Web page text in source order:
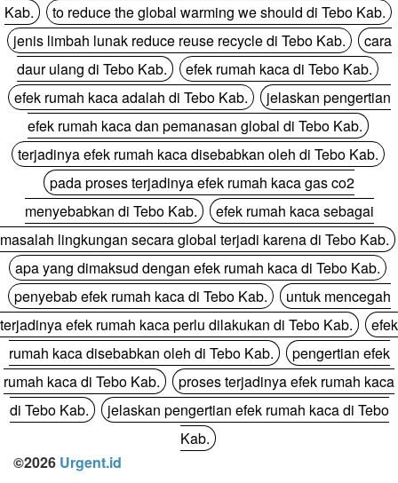
Kab.
to reduce the global warming we should di Tebo Kab.
jenis limbah lunak reduce reuse recycle di Tebo Kab.
cara
daur ulang di Tebo Kab.
efek rumah kaca di Tebo Kab.
efek rumah kaca adalah di Tebo Kab.
jelaskan pengertian
efek rumah kaca dan pemanasan global di Tebo Kab.
terjadinya efek rumah kaca disebabkan oleh di Tebo Kab.
pada proses terjadinya efek rumah kaca gas co2
menyebabkan di Tebo Kab.
efek rumah kaca sebagai
masalah lingkungan secara global terjadi karena di Tebo Kab.
apa yang dimaksud dengan efek rumah kaca di Tebo Kab.
penyebab efek rumah kaca di Tebo Kab.
untuk mencegah
terjadinya efek rumah kaca perlu dilakukan di Tebo Kab.
efek
rumah kaca disebabkan oleh di Tebo Kab.
pengertian efek
rumah kaca di Tebo Kab.
proses terjadinya efek rumah kaca
di Tebo Kab.
jelaskan pengertian efek rumah kaca di Tebo
Kab.
©2026 Urgent.id